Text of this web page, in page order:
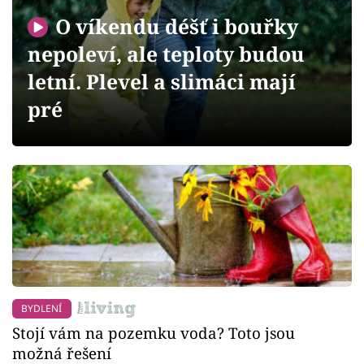
Přihlášení
Sledujte nás
O víkendu déšť i bouřky
nepoleví, ale teploty budou
letní. Plevel a slimáci mají
pré
BYDLENÍ
Stojí vám na pozemku voda? Toto jsou
možná řešení